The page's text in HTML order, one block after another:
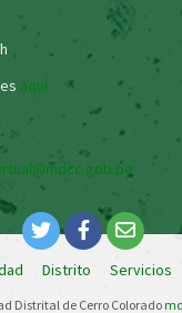
aquí
Distrito Servicios
Distrital de Cerro Colorado